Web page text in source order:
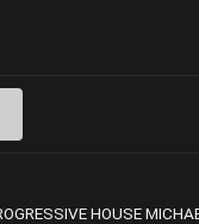
HOUSE